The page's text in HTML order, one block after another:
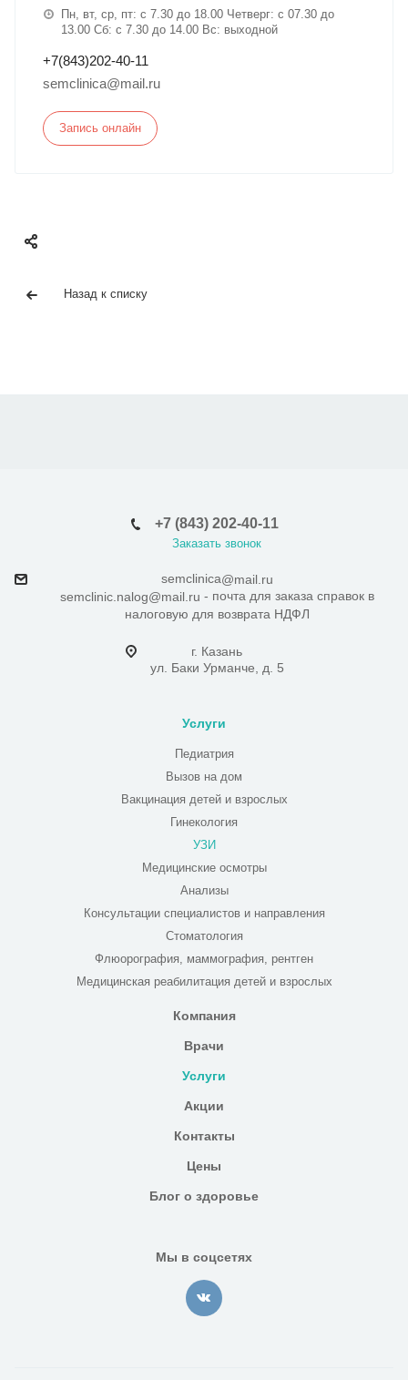
Пн, вт, ср, пт: с 7.30 до 18.00 Четверг: с 07.30 до
13.00 Сб: с 7.30 до 14.00 Вс: выходной
+7(843)202-40-11
semclinica@mail.ru
Запись онлайн
Назад к списку
+7 (843) 202-40-11
Заказать звонок
semclinica@mail.ru
semclinic.nalog@mail.ru - почта для заказа справок в
налоговую для возврата НДФЛ
г. Казань
ул. Баки Урманче, д. 5
Услуги
Педиатрия
Вызов на дом
Вакцинация детей и взрослых
Гинекология
УЗИ
Медицинские осмотры
Анализы
Консультации специалистов и направления
Стоматология
Флюорография, маммография, рентген
Медицинская реабилитация детей и взрослых
Компания
Врачи
Услуги
Акции
Контакты
Цены
Блог о здоровье
Мы в соцсетях